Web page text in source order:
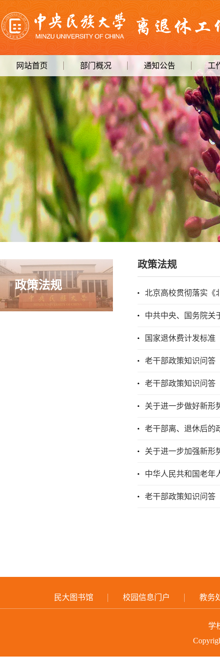
网站首页 部门概况 通知公告 工
政策法规
政策法规
北京高校贯彻落实《
中共中央、国务院关
国家退休费计发标准
老干部政策知识问答
老干部政策知识问答
关于进一步做好新形
老干部离、退休后的
关于进一步加强新形
中华人民共和国老年
老干部政策知识问答
民大图书馆 校园信息门户 教务
学